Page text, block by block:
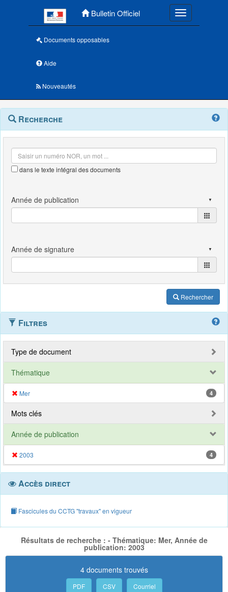
Bulletin Officiel Toggle
Documents opposables
Aide
Nouveautés
Navigation
outils
Menu
contextuel
Recherche
dans le texte intégral des documents
Rechercher
Filtres
Type de document
Thématique
Mer 4
Mots clés
Année de publication
2003 4
Accès direct
Fascicules du CCTG "travaux" en vigueur
Résultats de recherche : - Thématique: Mer, Année de
publication: 2003
4 documents trouvés
PDF CSV Courriel